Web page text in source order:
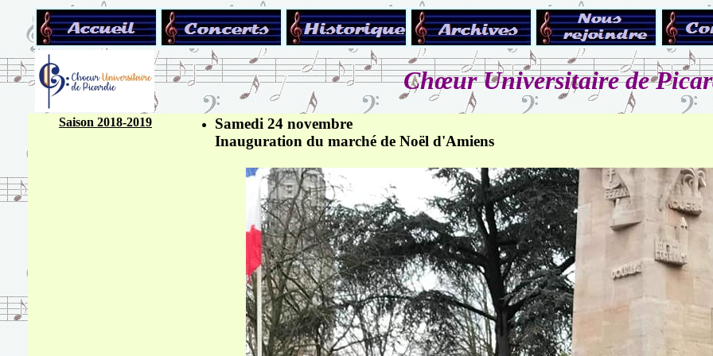
Chœur Universitaire de
Saison 2018-2019
Samedi 24 novembre
Inauguration du marché de Noël d'Amiens